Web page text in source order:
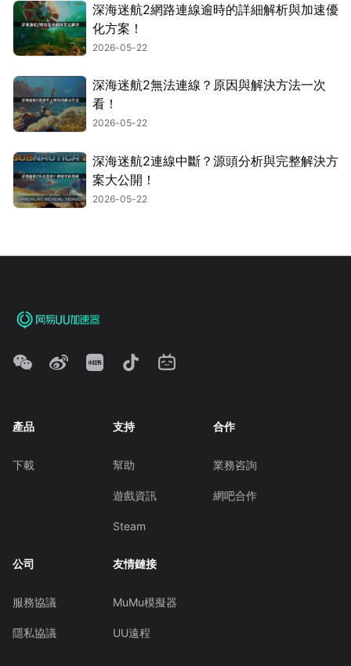
深海迷航2網路連線逾時的詳細解析與加速優
化方案！
2026-05-22
深海迷航2無法連線？原因與解決方法一次
看！
2026-05-22
深海迷航2連線中斷？源頭分析與完整解決方
案大公開！
2026-05-22
產品
下載
支持
幫助
遊戲資訊
Steam
合作
業務咨詢
網吧合作
公司
服務協議
隱私協議
友情鏈接
MuMu模擬器
UU遠程